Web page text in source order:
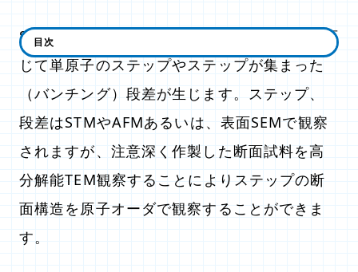
Si表面を高真空中熱処理すると、処理条件に応
じて単原子のステップやステップが集まった
（バンチング）段差が生じます。ステップ、
段差はSTMやAFMあるいは、表面SEMで観察
されますが、注意深く作製した断面試料を高
分解能TEM観察することによりステップの断
面構造を原子オーダで観察することができま
す。
目次